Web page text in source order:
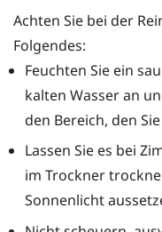
Achten Sie bei der
Folgendes:
Feuchten Sie ein
kalten Wasser an
den Bereich, den
Lassen Sie es bei
im Trockner
Sonnenlicht